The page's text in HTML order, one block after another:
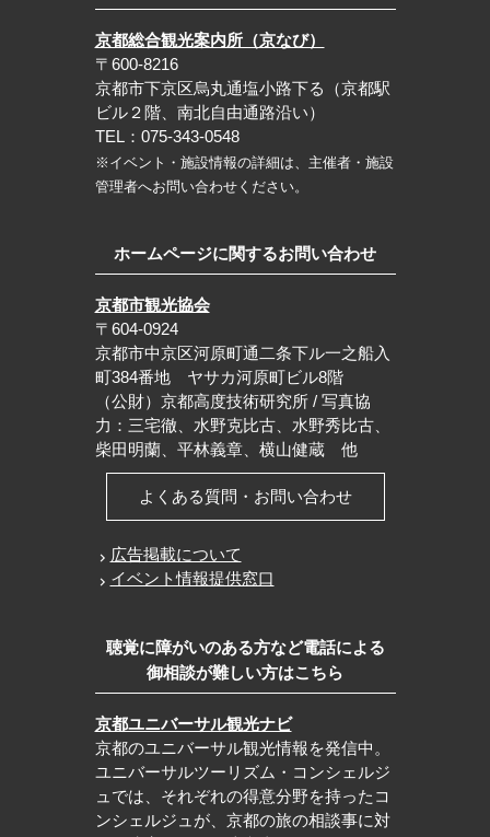
京都総合観光案内所（京なび）
〒600-8216
京都市下京区烏丸通塩小路下る（京都駅
ビル２階、南北自由通路沿い）
TEL：075-343-0548
※イベント・施設情報の詳細は、主催者・施設
管理者へお問い合わせください。
ホームページに関するお問い合わせ
京都市観光協会
〒604-0924
京都市中京区河原町通二条下ル一之船入
町384番地 ヤサカ河原町ビル8階
（公財）京都高度技術研究所 / 写真協
力：三宅徹、水野克比古、水野秀比古、
柴田明蘭、平林義章、横山健蔵 他
よくある質問・お問い合わせ
広告掲載について
イベント情報提供窓口
聴覚に障がいのある方など電話による
御相談が難しい方はこちら
京都ユニバーサル観光ナビ
京都のユニバーサル観光情報を発信中。
ユニバーサルツーリズム・コンシェルジ
ュでは、それぞれの得意分野を持ったコ
ンシェルジュが、京都の旅の相談事に対